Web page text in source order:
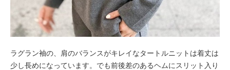
ラグラン袖の、肩のバランスがキレイなタートルニットは着丈は
少し長めになっています。でも前後差のあるヘムにスリット入り